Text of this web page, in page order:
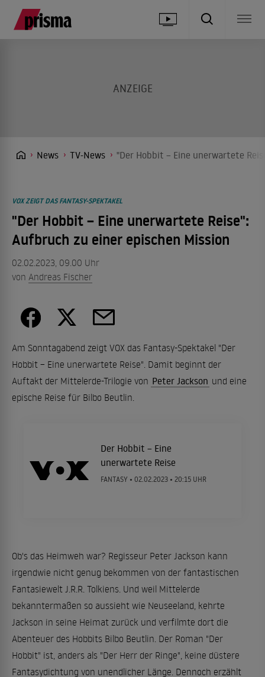
News TV-News "Der Hobbit – Eine unerwartete
VOX ZEIGT DAS FANTASY-SPEKTAKEL
"Der Hobbit – Eine unerwartete Reise":
Aufbruch zu einer epischen Mission
02.02.2023, 09.00 Uhr
von Andreas Fischer
Am Sonntagabend zeigt VOX das Fantasy-Spektakel "Der
Hobbit – Eine unerwartete Reise". Damit beginnt der
Auftakt der Mittelerde-Trilogie von Peter Jackson und eine
epische Reise für Bilbo Beutlin.
Der Hobbit – Eine
unerwartete Reise
FANTASY • 02.02.2023• 20:15 UHR
Ob's das Heimweh war? Regisseur Peter Jackson kann
irgendwie nicht genug bekommen von der fantastischen
Fantasiewelt J.R.R. Tolkiens. Und weil Mittelerde
bekanntermaßen so aussieht wie Neuseeland, kehrte
Jackson in seine Heimat zurück und verfilmte dort die
Abenteuer des Hobbits Bilbo Beutlin. Der Roman "Der
Hobbit" ist, anders als "Der Herr der Ringe", keine düstere
Fantasydichtung von unendlicher Länge. Dennoch erzählt